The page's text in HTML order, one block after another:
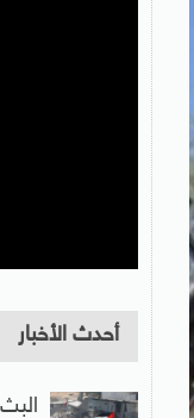
أحدث الأخبار